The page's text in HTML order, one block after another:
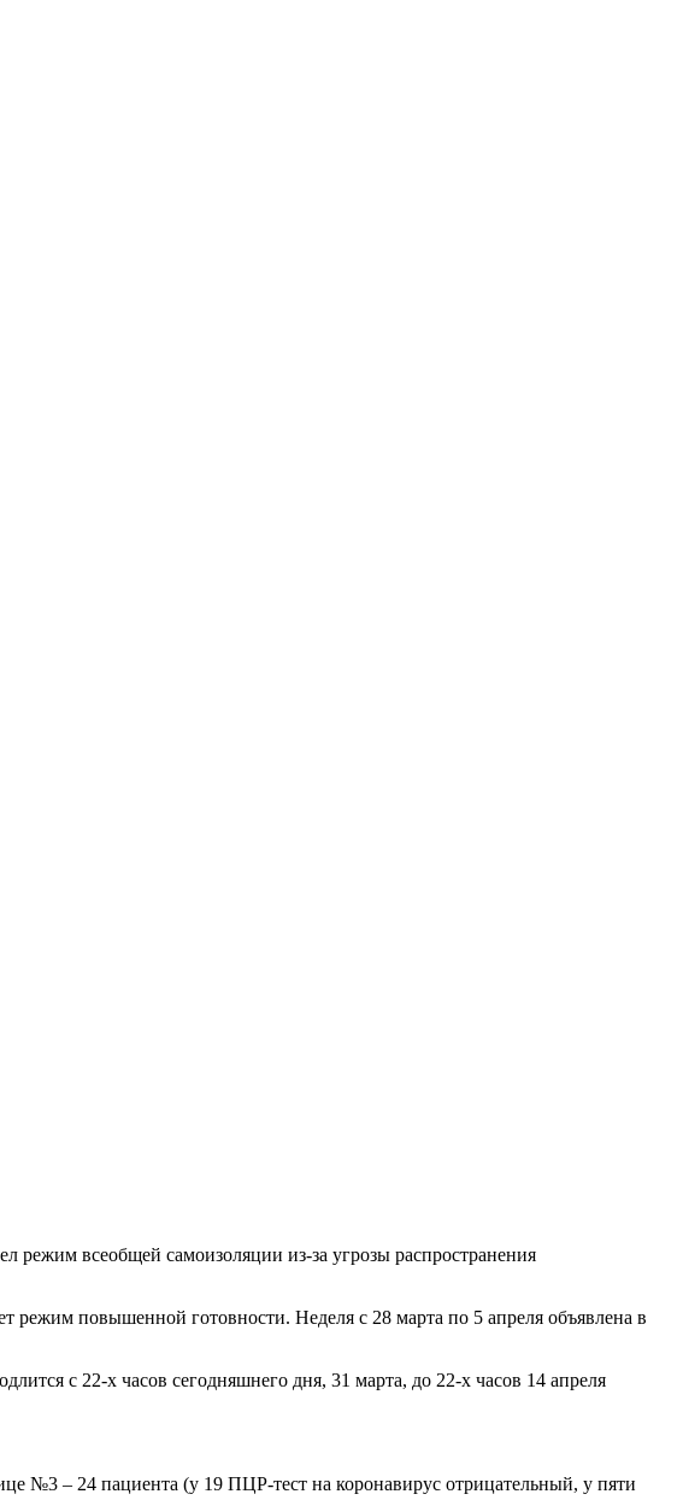
режим всеобщей самоизоляции из-за угрозы распространения
режим повышенной готовности. Неделя с 28 марта по 5 апреля объявлена в
с 22-х часов сегодняшнего дня, 31 марта, до 22-х часов 14 апреля
№3 – 24 пациента (у 19 ПЦР-тест на коронавирус отрицательный, у пяти